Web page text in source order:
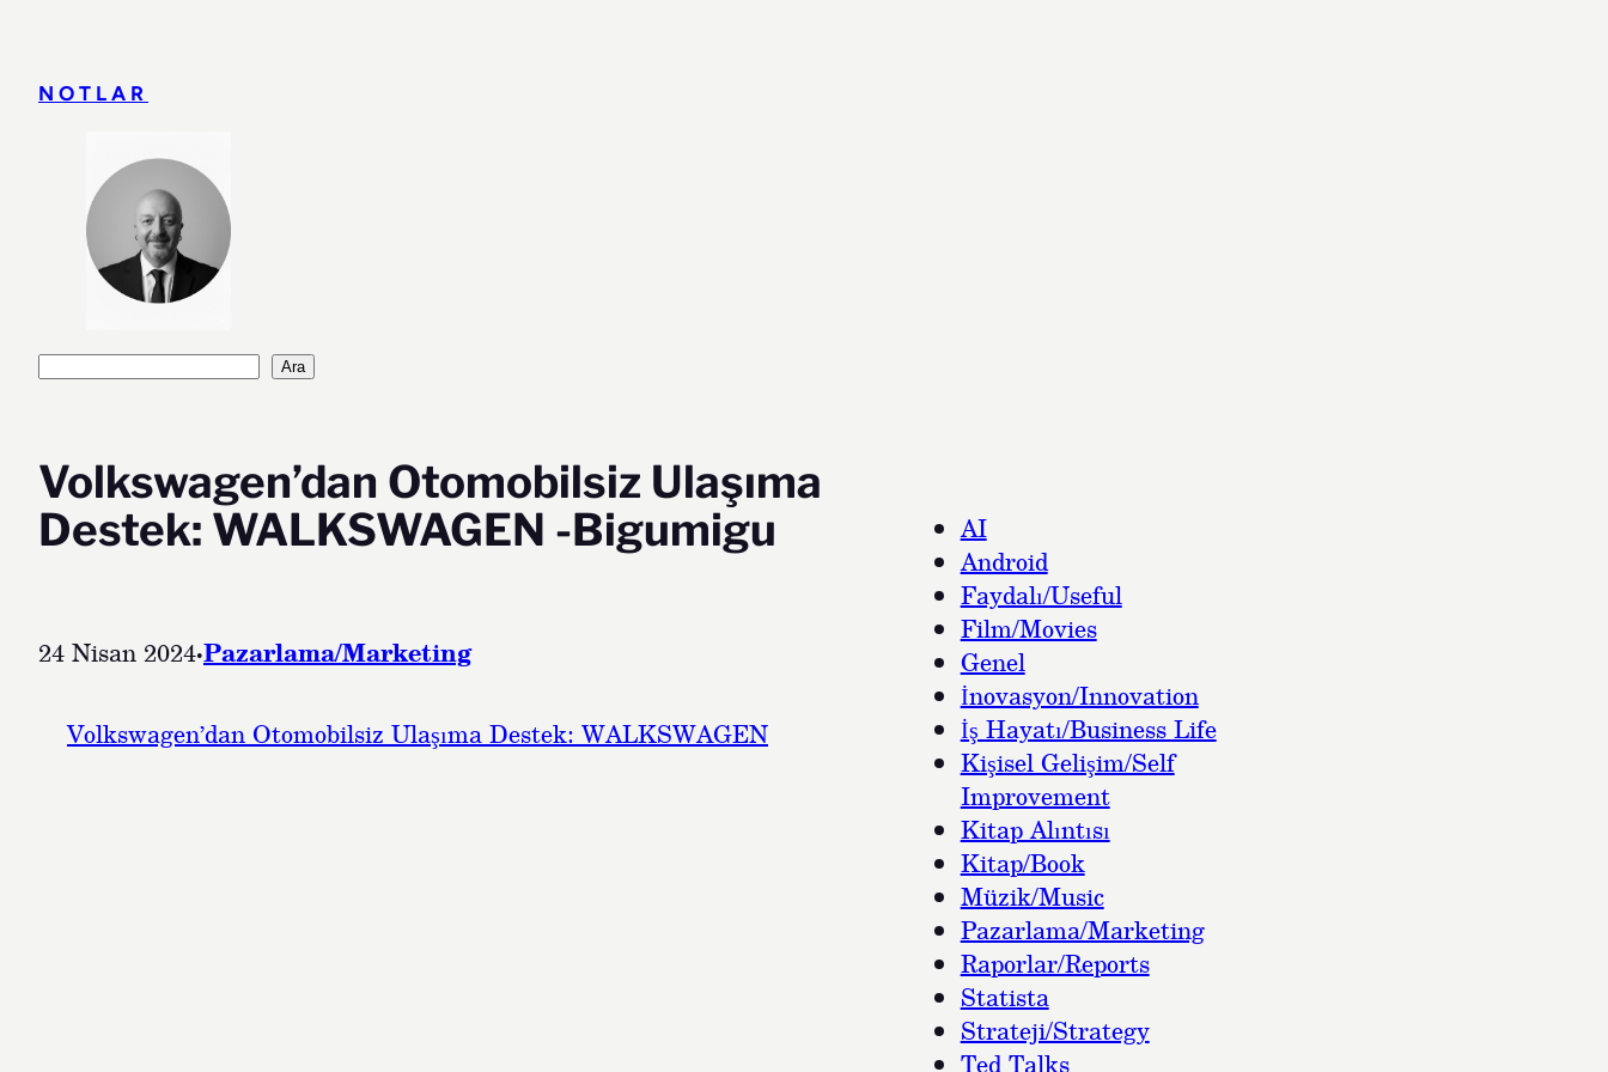
NOTLAR
Ara Ara
Volkswagen’dan Otomobilsiz Ulaşıma
Destek: WALKSWAGEN -Bigumigu
24 Nisan 2024·Pazarlama/Marketing
Volkswagen’dan Otomobilsiz Ulaşıma Destek: WALKSWAGEN
AI
Android
Faydalı/Useful
Film/Movies
Genel
İnovasyon/Innovation
İş Hayatı/Business Life
Kişisel Gelişim/Self
Improvement
Kitap Alıntısı
Kitap/Book
Müzik/Music
Pazarlama/Marketing
Raporlar/Reports
Statista
Strateji/Strategy
Ted Talks